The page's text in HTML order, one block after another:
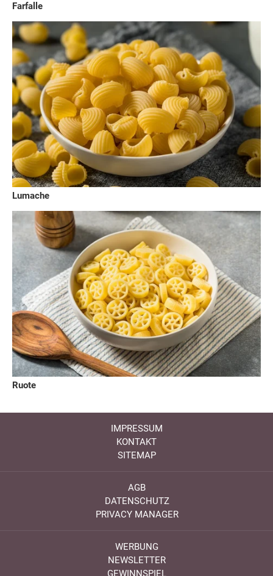
Farfalle
Lumache
Ruote
IMPRESSUM
KONTAKT
SITEMAP
AGB
DATENSCHUTZ
PRIVACY MANAGER
WERBUNG
NEWSLETTER
GEWINNSPIEL